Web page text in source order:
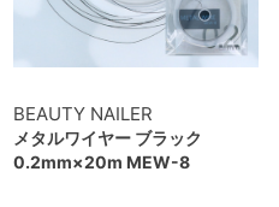
BEAUTY NAILER
メタルワイヤー ブラック
0.2mm×20m MEW-8